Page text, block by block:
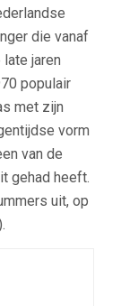
die vanaf
late jaren
populair
met zijn
vorm
van de
gehad heeft.
uit, op